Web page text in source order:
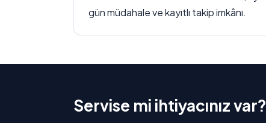
gün müdahale ve kayıtlı takip imkânı.
Servise mi ihtiyacınız var?